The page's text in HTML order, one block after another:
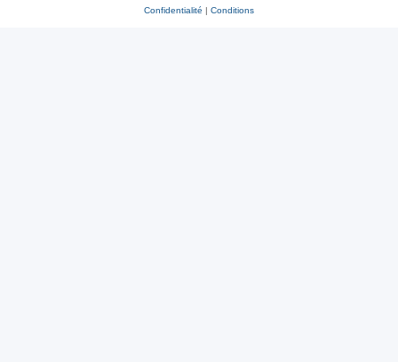
Confidentialité | Conditions